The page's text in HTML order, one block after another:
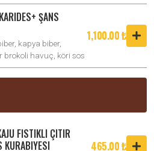
ŞANS
kapya biber,
brokoli havuç, köri sos
1,100.00 ₺
FISTIKLI ÇITIR
KURABIYESI
465.00 ₺